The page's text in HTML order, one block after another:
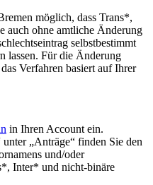
möglich, dass Trans*,
auch ohne amtliche Änderung
selbstbestimmt
lassen. Für die Änderung
Verfahren basiert auf Ihrer
in Ihren Account ein.
„Anträge“ finden Sie den
und/oder
Inter* und nicht-binäre